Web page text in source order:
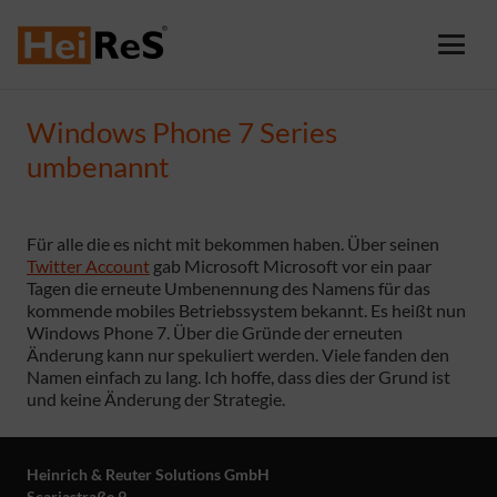
Windows Phone 7 Series
umbenannt
Für alle die es nicht mit bekommen haben. Über seinen
Twitter Account gab Microsoft Microsoft vor ein paar
Tagen die erneute Umbenennung des Namens für das
kommende mobiles Betriebssystem bekannt. Es heißt nun
Windows Phone 7. Über die Gründe der erneuten
Änderung kann nur spekuliert werden. Viele fanden den
Namen einfach zu lang. Ich hoffe, dass dies der Grund ist
und keine Änderung der Strategie.
Heinrich & Reuter Solutions GmbH